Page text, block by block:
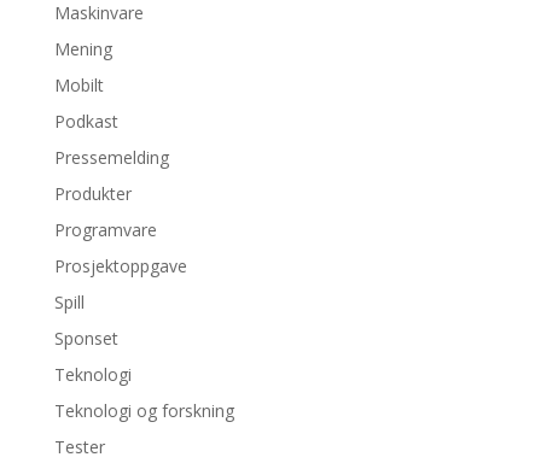
Maskinvare
Mening
Mobilt
Podkast
Pressemelding
Produkter
Programvare
Prosjektoppgave
Spill
Sponset
Teknologi
Teknologi og forskning
Tester